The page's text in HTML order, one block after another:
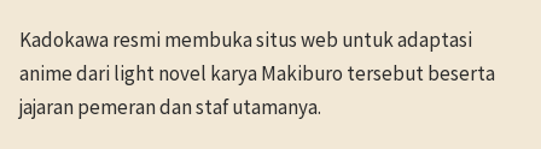
Kadokawa resmi membuka situs web untuk adaptasi
anime dari light novel karya Makiburo tersebut beserta
jajaran pemeran dan staf utamanya.